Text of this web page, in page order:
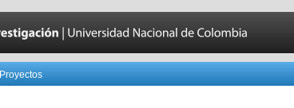
Proyectos